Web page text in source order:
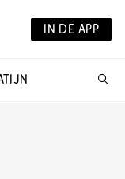
IN DE APP